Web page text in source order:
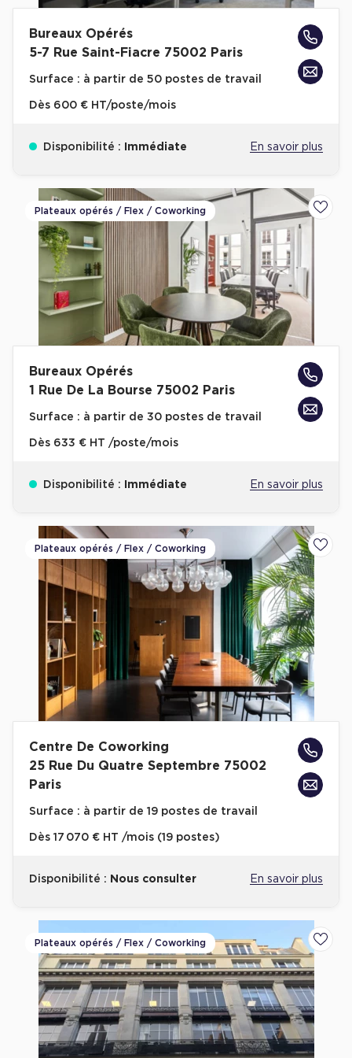
Collections de Logistique
Logistique urbaine
Entrepôts Messagerie
Entrepôts logistique classe A
Location de Commerces
Location de Commerces à Paris
Location de Commerces à Bordeaux
Location de Commerces à Toulouse
Location de Commerces à Reims
Achat de Commerces
Achat de Commerces à Nîmes
Achat de Commerces à Toulouse
Achat de Commerces à Marseille
Bureaux privés
Bureaux privés à Paris
Bureaux privés à Lyon
Bureaux privés à Marseille
Bureaux privés à Neuilly-sur-Seine
Bureaux privés à Lille
Plateaux opérés à Paris
Plateaux opérés à Lyon
Plateaux opérés à Neuilly-sur-Seine
Plateaux opérés à Saint-Ouen
Guide & Conseils
Livrets blancs & Études
Bureaux Opérés
5-7 Rue Saint-Fiacre 75002 Paris
Surface : à partir de 50 postes de travail
Dès 600 € HT/poste/mois
Disponibilité : Immédiate En savoir plus
Plateaux opérés / Flex / Coworking
Bureaux Opérés
1 Rue De La Bourse 75002 Paris
Surface : à partir de 30 postes de travail
Dès 633 € HT /poste/mois
Disponibilité : Immédiate En savoir plus
Plateaux opérés / Flex / Coworking
Centre De Coworking
25 Rue Du Quatre Septembre 75002
Paris
Surface : à partir de 19 postes de travail
Dès 17 070 € HT /mois (19 postes)
Disponibilité : Nous consulter En savoir plus
Plateaux opérés / Flex / Coworking